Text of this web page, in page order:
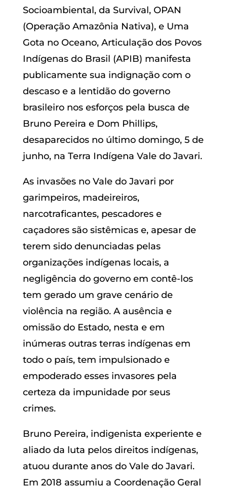
Socioambiental, da Survival, OPAN
(Operação Amazônia Nativa), e Uma
Gota no Oceano, Articulação dos Povos
Indígenas do Brasil (APIB) manifesta
publicamente sua indignação com o
descaso e a lentidão do governo
brasileiro nos esforços pela busca de
Bruno Pereira e Dom Phillips,
desaparecidos no último domingo, 5 de
junho, na Terra Indígena Vale do Javari.
As invasões no Vale do Javari por
garimpeiros, madeireiros,
narcotraficantes, pescadores e
caçadores são sistêmicas e, apesar de
terem sido denunciadas pelas
organizações indígenas locais, a
negligência do governo em contê-los
tem gerado um grave cenário de
violência na região. A ausência e
omissão do Estado, nesta e em
inúmeras outras terras indígenas em
todo o país, tem impulsionado e
empoderado esses invasores pela
certeza da impunidade por seus
crimes.
Bruno Pereira, indigenista experiente e
aliado da luta pelos direitos indígenas,
atuou durante anos do Vale do Javari.
Em 2018 assumiu a Coordenação Geral